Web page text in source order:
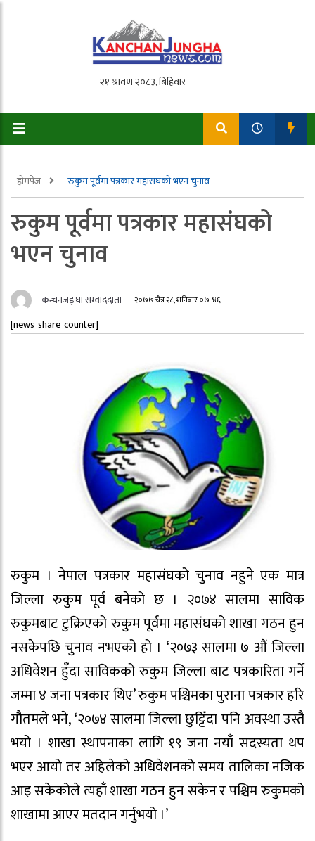
होमपेज रुकुम पूर्वमा पत्रकार महासंघको भएन चुनाव
रुकुम पूर्वमा पत्रकार महासंघको
भएन चुनाव
कन्चनजङ्घा सम्वाददाता २०७७ चैत्र २८, शनिबार ०७:४६
[news_share_counter]
रुकुम । नेपाल पत्रकार महासंघको चुनाव नहुने एक मात्र
जिल्ला रुकुम पूर्व बनेको छ । २०७४ सालमा साविक
रुकुमबाट टुक्रिएको रुकुम पूर्वमा महासंघको शाखा गठन हुन
नसकेपछि चुनाव नभएको हो । ‘२०७३ सालमा ७ औं जिल्ला
अधिवेशन हुँदा साविकको रुकुम जिल्ला बाट पत्रकारिता गर्ने
जम्मा ४ जना पत्रकार थिए’ रुकुम पश्चिमका पुराना पत्रकार हरि
गौतमले भने, ‘२०७४ सालमा जिल्ला छुट्टिँदा पनि अवस्था उस्तै
भयो । शाखा स्थापनाका लागि १९ जना नयाँ सदस्यता थप
भएर आयो तर अहिलेको अधिवेशनको समय तालिका नजिक
आइ सकेकोले त्यहाँ शाखा गठन हुन सकेन र पश्चिम रुकुमको
शाखामा आएर मतदान गर्नुभयो ।’